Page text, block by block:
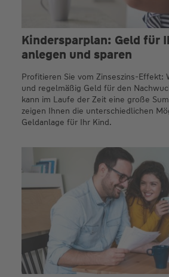
Kindersparplan: Geld für
anlegen und sparen
Profitieren Sie vom Zinseszins-Effekt:
und regelmäßig Geld für den
kann im Laufe der Zeit eine große
zeigen Ihnen die unterschiedlichen
Geldanlage für Ihr Kind.